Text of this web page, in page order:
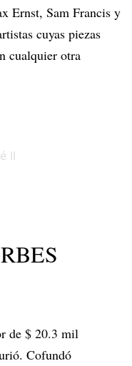
Ernst, Sam Francis y
cuyas piezas
cualquier otra
de $ 20.3 mil
Cofundó